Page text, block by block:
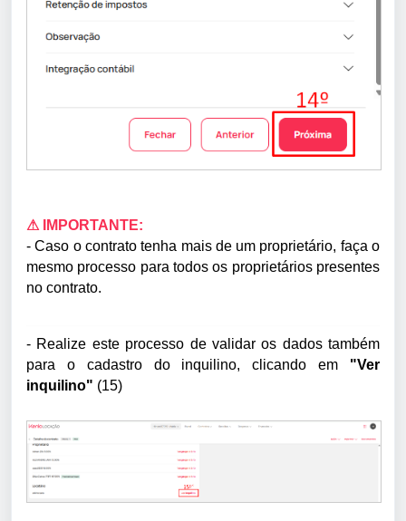
⚠ IMPORTANTE:
-Caso o contrato tenha mais de um proprietário, faça o
mesmo processo para todos os proprietários presentes
no contrato.
- Realize este processo de validar os dados também
para o cadastro do inquilino, clicando em "Ver
inquilino" (15)